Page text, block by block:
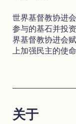
世界基督教协进
参与的基石并投
界基督教协进会
上加强民主的使命
关于